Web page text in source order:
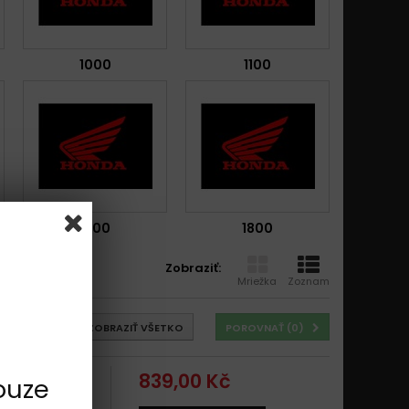
1000 1100
1500 1800
Zobraziť:
Mriežka Zoznam
POROVNAŤ (0)
ZOBRAZIŤ VŠETKO
839,00 Kč